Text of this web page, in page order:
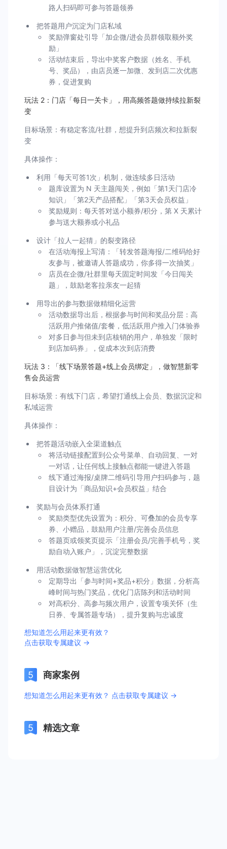
路人扫码即可参与答题领券
把答题用户沉淀为门店私域
奖励弹窗处引导「加企微/进会员群领取额外奖
励」
活动结束后，导出中奖客户数据（姓名、手机
号、奖品），由店员逐一加微、发到店二次优惠
券，促进复购
玩法 2：门店「每日一关卡」，用高频答题做持续拉新裂
变
目标场景：有稳定客流/社群，想提升到店频次和拉新裂
变
具体操作：
利用「每天可答1次」机制，做连续多日活动
题库设置为 N 天主题闯关，例如「第1天门店冷
知识」「第2天产品搭配」「第3天会员权益」
奖励规则：每天答对送小额券/积分，第 X 天累计
参与送大额券或小礼品
设计「拉人一起猜」的裂变路径
在活动海报上写清：「转发答题海报/二维码给好
友参与，被邀请人答题成功，你多得一次抽奖」
店员在企微/社群里每天固定时间发「今日闯关
题」，鼓励老客拉亲友一起猜
用导出的参与数据做精细化运营
活动数据导出后，根据参与时间和奖品分层：高
活跃用户推储值/套餐，低活跃用户推入门体验券
对多日参与但未到店核销的用户，单独发「限时
到店加码券」，促成本次到店消费
玩法 3：「线下场景答题+线上会员绑定」，做智慧新零
售会员运营
目标场景：有线下门店，希望打通线上会员、数据沉淀和
私域运营
具体操作：
把答题活动嵌入全渠道触点
将活动链接配置到公众号菜单、自动回复、一对
一对话，让任何线上接触点都能一键进入答题
线下通过海报/桌牌二维码引导用户扫码参与，题
目设计为「商品知识+会员权益」结合
奖励与会员体系打通
奖励类型优先设置为：积分、可叠加的会员专享
券、小赠品，鼓励用户注册/完善会员信息
答题页或领奖页提示「注册会员/完善手机号，奖
励自动入账户」，沉淀完整数据
用活动数据做智慧运营优化
定期导出「参与时间+奖品+积分」数据，分析高
峰时间与热门奖品，优化门店陈列和活动时间
对高积分、高参与频次用户，设置专项关怀（生
日券、专属答题专场），提升复购与忠诚度
想知道怎么用起来更有效？
点击获取专属建议 →
商家案例
想知道怎么用起来更有效？ 点击获取专属建议 →
精选文章